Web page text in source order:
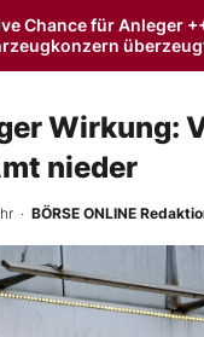
Chance für Anleger
Wirkung:
nieder
· BÖRSE ONLINE